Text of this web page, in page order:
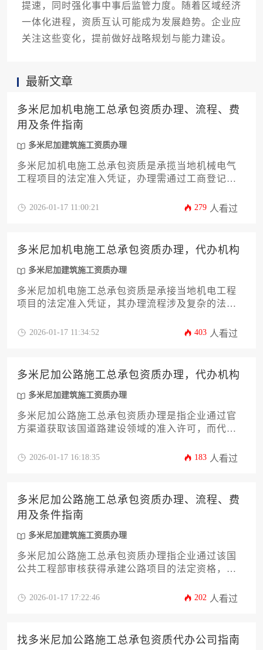
提速，同时强化事中事后监管力度。随着区域经济
一体化进程，资质互认可能成为发展趋势。企业应
关注这些变化，提前做好战略规划与能力建设。
最新文章
多米尼加机电施工总承包资质办理、流程、费
用及条件指南
多米尼加建筑施工资质办理
多米尼加机电施工总承包资质是承揽当地机械电气
工程项目的法定准入凭证，办理需通过工商登记、
期约6-8个月，基础费用涵盖政府规费、公证律师费
条件。
2026-01-17 11:00:21 279 人看过
多米尼加机电施工总承包资质办理，代办机构
多米尼加建筑施工资质办理
多米尼加机电施工总承包资质是承接当地机电工程
项目的法定准入凭证，其办理流程涉及复杂的法律
与政策通道，可为企业节省约60%的时间成本并显著
2026-01-17 11:34:52 403 人看过
多米尼加公路施工总承包资质办理，代办机构
多米尼加建筑施工资质办理
多米尼加公路施工总承包资质办理是指企业通过官
方渠道获取该国道路建设领域的准入许可，而代办
方服务平台。本文将系统解析资质申请的核心要
入通道。
2026-01-17 16:18:35 183 人看过
多米尼加公路施工总承包资质办理、流程、费
用及条件指南
多米尼加建筑施工资质办理
多米尼加公路施工总承包资质办理指企业通过该国
公共工程部审核获得承建公路项目的法定资格，其
段，办理费用主要由政府规费、第三方服务费及保
求。
2026-01-17 17:22:46 202 人看过
找多米尼加公路施工总承包资质代办公司指南